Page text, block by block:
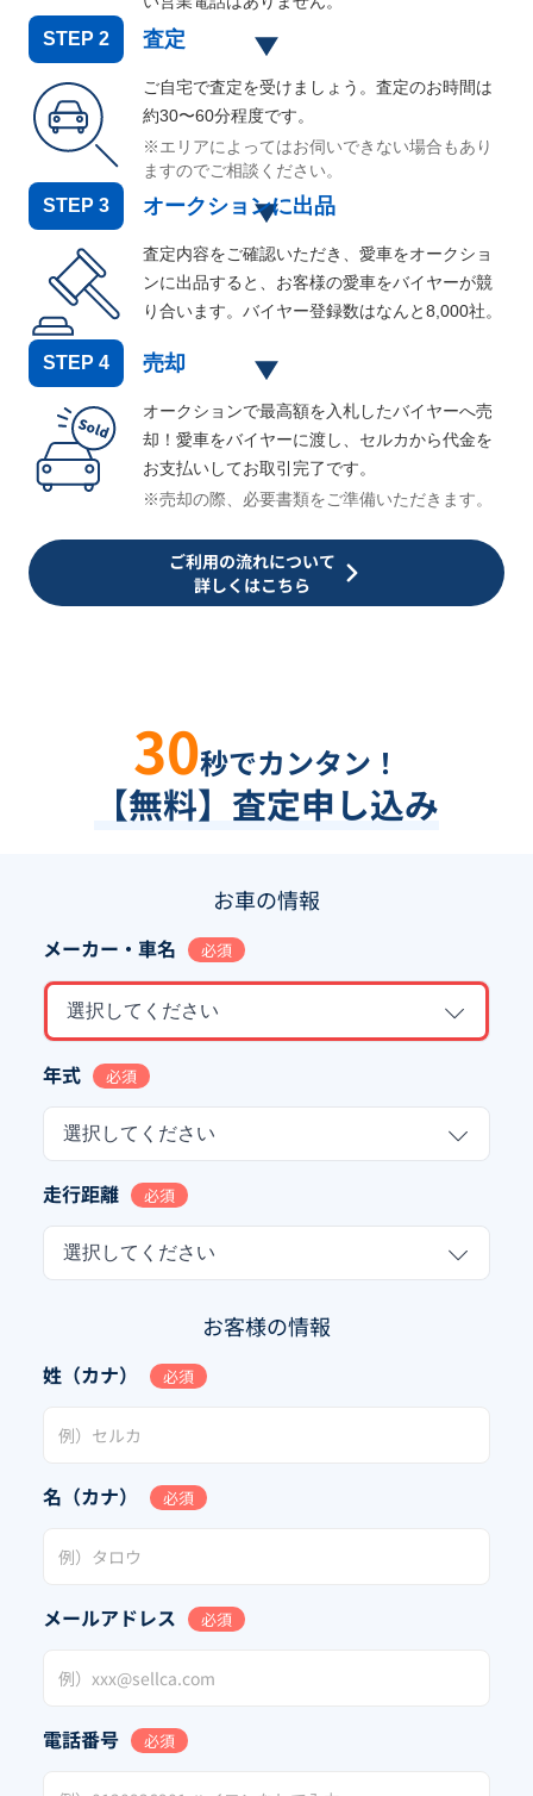
STEP 2 査定
ご自宅で査定を受けましょう。査定のお時間は
約30〜60分程度です。
※エリアによってはお伺いできない場合もあり
ますのでご相談ください。
STEP 3 オークションに出品
査定内容をご確認いただき、愛車をオークショ
ンに出品すると、お客様の愛車をバイヤーが競
り合います。バイヤー登録数はなんと8,000社。
STEP 4 売却
オークションで最高額を入札したバイヤーへ売
却！愛車をバイヤーに渡し、セルカから代金を
お支払いしてお取引完了です。
※売却の際、必要書類をご準備いただきます。
ご利用の流れについて
詳しくはこちら
30秒でカンタン！
【無料】査定申し込み
お車の情報
メーカー・車名 必須
選択してください
年式 必須
選択してください
走行距離 必須
選択してください
お客様の情報
姓（カナ） 必須
名（カナ） 必須
メールアドレス 必須
電話番号 必須